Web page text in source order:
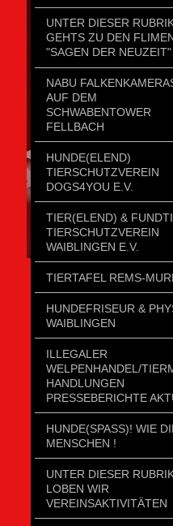
UNTER DIESER
GEHTS ZU DEN
"SAGEN DER NEUZEIT"
NABU
AUF DEM
SCHWABENTOWER
FELLBACH
HUNDE(ELEND)
TIERSCHUTZVEREIN
DOGS4YOU E.V.
TIER(ELEND) &
TIERSCHUTZVEREIN
WAIBLINGEN E.V.
TIERTAFEL REMS-
HUNDEFRISEUR &
WAIBLINGEN
ILLEGALER
WELPENHANDEL/
ANDLUNGEN P
RESSEBERICHTE
HUNDE(SPASS)! WIE
MENSCHEN !
UNTER DIESER
LOBEN WIR
VEREINSAKTIVITÄTEN